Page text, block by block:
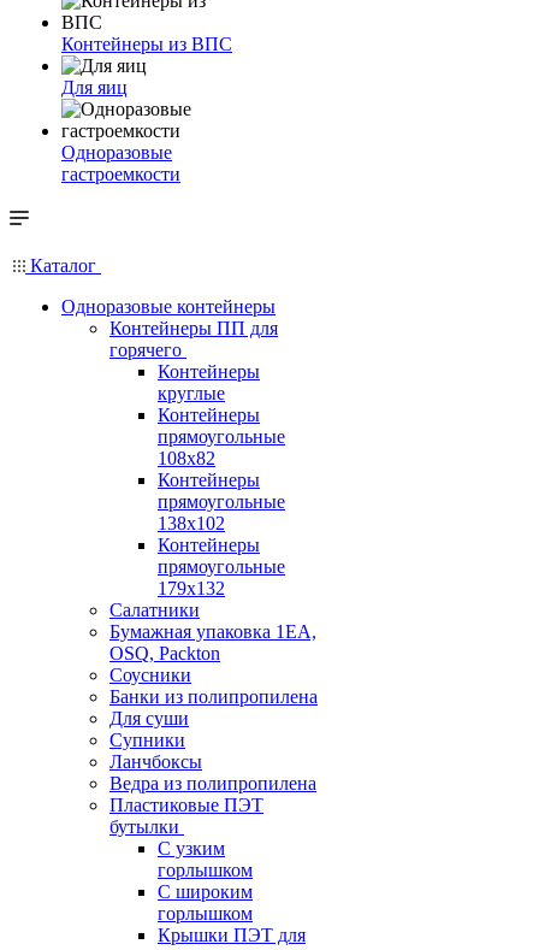
Контейнеры из ВПС
Для яиц
Одноразовые
гастроемкости
Каталог
Одноразовые контейнеры
Контейнеры ПП для
горячего
Контейнеры
круглые
Контейнеры
прямоугольные
108х82
Контейнеры
прямоугольные
138х102
Контейнеры
прямоугольные
179х132
Салатники
Бумажная упаковка 1ЕА,
OSQ, Packton
Соусники
Банки из полипропилена
Для суши
Супники
Ланчбоксы
Ведра из полипропилена
Пластиковые ПЭТ
бутылки
С узким
горлышком
С широким
горлышком
Крышки ПЭТ для